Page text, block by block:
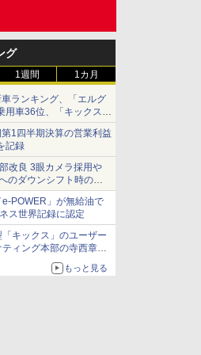
グ
1週間 1カ月
ランキング、「エルグ
用車36位、「キックス」
1四半期決算の営業利益
記録
改良 3眼カメラ採用や
のダウンシフト時の操
POWER」が無給油で
ス世界記録に認定
キックス」のユーザー
ィング本部の寺西章氏
もっと見る